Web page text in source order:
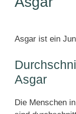
Asgar ist ein
Asgar
Die Menschen